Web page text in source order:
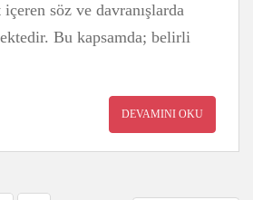
söz ve davranışlarda
Bu kapsamda; belirli
DEVAMINI OKU